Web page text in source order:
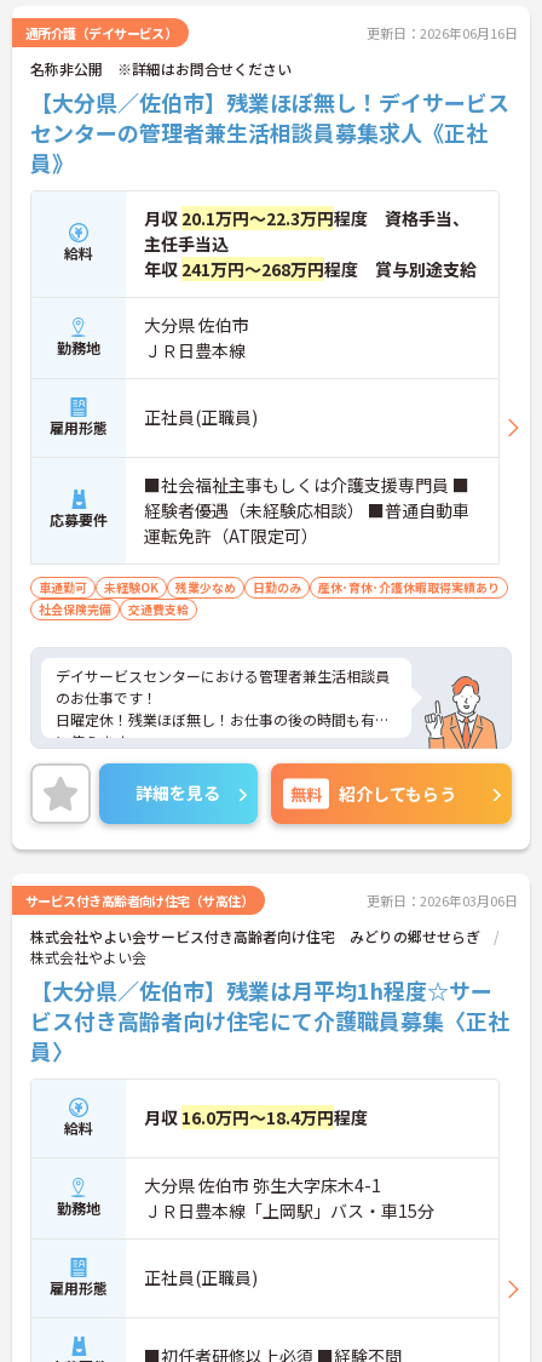
通所介護（デイサービス） 更新日：2026年06月16日
名称非公開 ※詳細はお問合せください
【大分県／佐伯市】残業ほぼ無し！デイサービス
センターの管理者兼生活相談員募集求人《正社
員》
給料
月収 20.1万円～22.3万円程度 資格手当、
主任手当込
年収 241万円～268万円程度 賞与別途支給
勤務地
大分県 佐伯市
ＪＲ日豊本線
雇用形態 正社員(正職員)
応募要件
■社会福祉主事もしくは介護支援専門員 ■
経験者優遇（未経験応相談） ■普通自動車
運転免許（AT限定可）
車通勤可 未経験OK 残業少なめ 日勤のみ
産休･育休･介護休暇取得実績あり
社会保険完備
交通費支給
デイサービスセンターにおける管理者兼生活相談員
のお仕事です！
日曜定休！残業ほぼ無し！お仕事の後の時間も有効
に使えます。
ご興味ある方には、面接のポイントなど、さらに詳
細をお話致しますのでお気軽にご相談ください。
詳細を見る 無料 紹介してもらう
サービス付き高齢者向け住宅（サ高住） 更新日：2026年03月06日
株式会社やよい会サービス付き高齢者向け住宅 みどりの郷せせらぎ
株式会社やよい会
【大分県／佐伯市】残業は月平均1h程度☆サー
ビス付き高齢者向け住宅にて介護職員募集〈正社
員〉
給料 月収 16.0万円～18.4万円程度
勤務地
大分県 佐伯市 弥生大字床木4-1
ＪＲ日豊本線「上岡駅」バス・車15分
雇用形態 正社員(正職員)
■初任者研修以上必須 ■経験不問